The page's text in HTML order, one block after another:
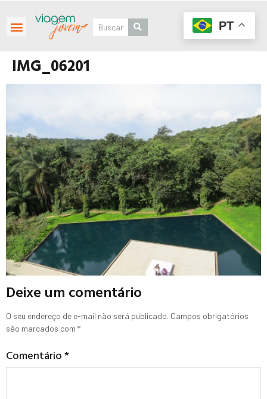
IMG_06201
Deixe um comentário
O seu endereço de e-mail não será publicado. Campos obrigatórios
são marcados com *
Comentário*
PT